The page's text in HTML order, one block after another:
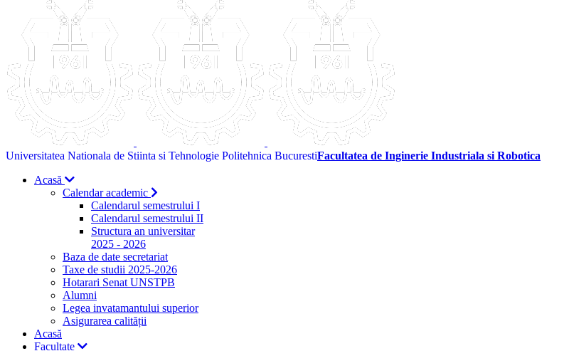
Universitatea Nationala de Stiinta si Tehnologie Politehnica BucurestiFacultatea de Inginerie Industriala si Robotica
Acasă
Calendar academic
Calendarul semestrului I
Calendarul semestrului II
Structura an universitar
2025 - 2026
Baza de date secretariat
Taxe de studii 2025-2026
Hotarari Senat UNSTPB
Alumni
Legea invatamantului superior
Asigurarea calității
Acasă
Facultate